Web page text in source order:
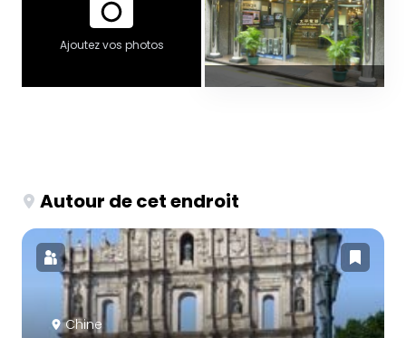
Ajoutez vos photos
Autour de cet endroit
Chine